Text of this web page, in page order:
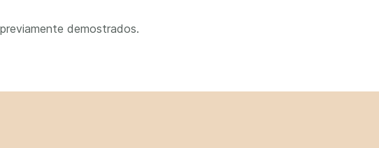
demostrados.